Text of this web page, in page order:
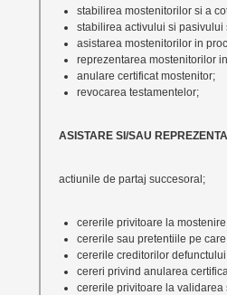
stabilirea mostenitorilor si a
stabilirea activului si pasivului
asistarea mostenitorilor in
reprezentarea mostenitorilor
anulare certificat mostenitor;
revocarea testamentelor;
ASISTARE SI/SAU
actiunile de partaj succesoral;
cererile privitoare la
cererile sau pretentiile pe
cererile creditorilor
cereri privind anularea
cererile privitoare la